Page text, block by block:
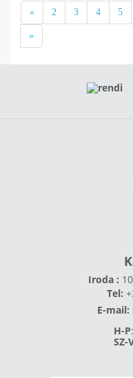
« 2 3 4 5
»
Iroda :
Tel:
E-mail:
H-P:
SZ-